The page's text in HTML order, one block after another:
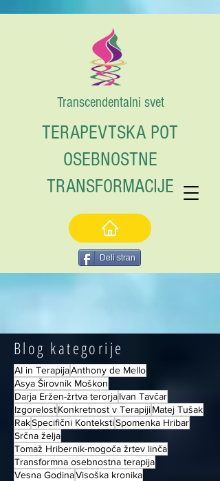
Transcendentalni svet
TERAPEVTSKA POT
OSEBNOSTNE
TRANSFORMACIJE
Deli stran
Blog kategorije
AI in TerapijaAnthony de Mello
Asya Širovnik Moškon
Darja Eržen-žrtva terorjaIvan Tavčar
IzgorelostKonkretnost v TerapijiMatej Tušak
RakSpecifični KontekstiSpomenka Hribar
Srčna želja
Tomaž Hribernik-mogoča žrtev linča
Transformna osebnostna terapija
Vesna GodinaVisoška kronika